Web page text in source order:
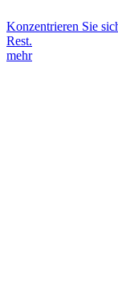
Konzentrieren Sie
Rest.
mehr